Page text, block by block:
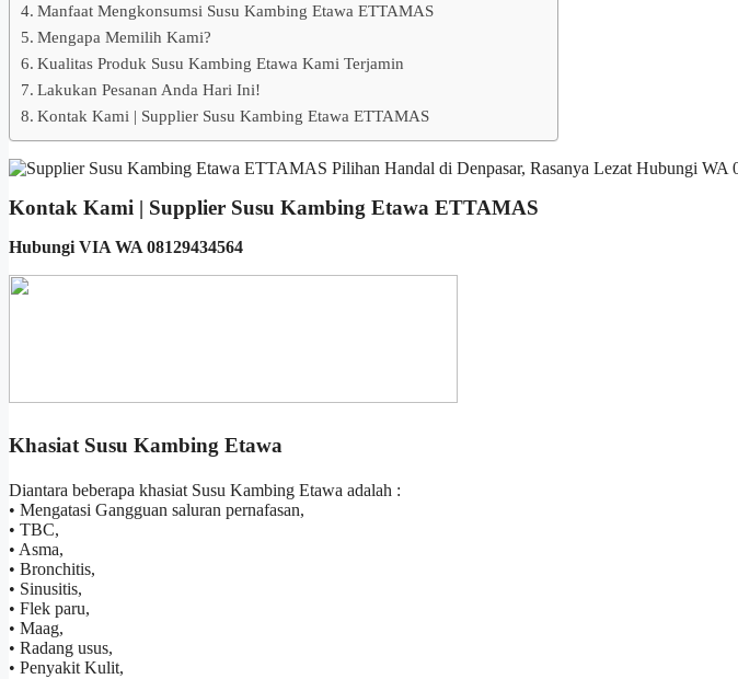
Manfaat Mengkonsumsi Susu Kambing Etawa ETTAMAS
Mengapa Memilih Kami?
Kualitas Produk Susu Kambing Etawa Kami Terjamin
Lakukan Pesanan Anda Hari Ini!
Kontak Kami | Supplier Susu Kambing Etawa ETTAMAS
Kontak Kami | Supplier Susu Kambing Etawa ETTAMAS
Hubungi VIA WA 08129434564
Khasiat Susu Kambing Etawa
Diantara beberapa khasiat Susu Kambing Etawa adalah :
• Mengatasi Gangguan saluran pernafasan,
• TBC,
• Asma,
• Bronchitis,
• Sinusitis,
• Flek paru,
• Maag,
• Radang usus,
• Penyakit Kulit,